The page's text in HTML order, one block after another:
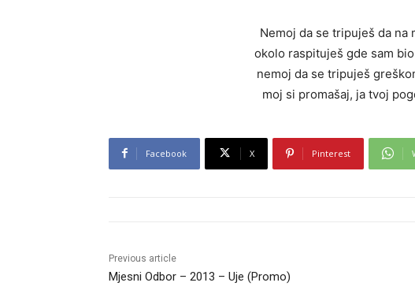
Nemoj da se tripuješ da na
okolo raspituješ gde sam bio
nemoj da se tripuješ
moj si promašaj, ja tvoj
Facebook X Pinterest
Previous article
Mjesni Odbor – 2013 – Uje (Promo)